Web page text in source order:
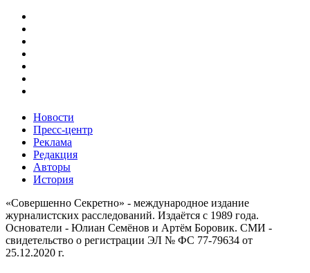
Новости
Пресс-центр
Реклама
Редакция
Авторы
История
«Совершенно Секретно» - международное издание
журналистских расследований. Издаётся с 1989 года.
Основатели - Юлиан Семёнов и Артём Боровик. CМИ -
свидетельство о регистрации ЭЛ № ФС 77-79634 от
25.12.2020 г.